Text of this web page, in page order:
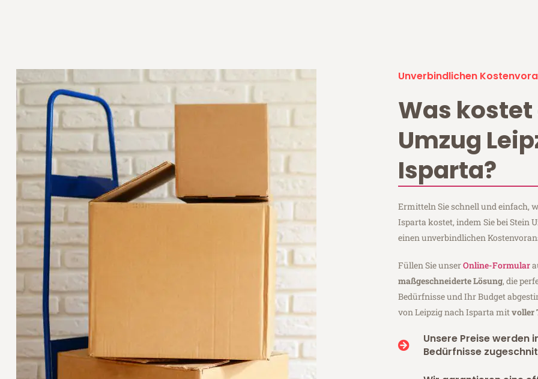
Unverbindlichen
Was kostet
Umzug
Isparta?
Ermitteln Sie schnell und einfach,
Isparta kostet, indem Sie bei Stein
einen unverbindlichen
Füllen Sie unserOnline-Formular
maßgeschneiderte Lösung, die
Bedürfnisse und Ihr Budget
von Leipzig nach Isparta mitvoller
Unsere Preise werden
Bedürfnisse